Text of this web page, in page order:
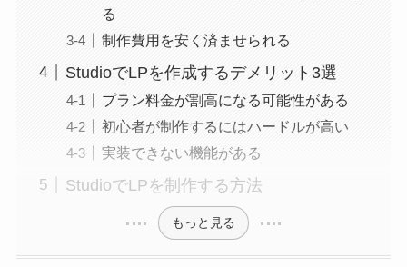
る
制作費用を安く済ませられる
StudioでLPを作成するデメリット3選
プラン料金が割高になる可能性がある
初心者が制作するにはハードルが高い
実装できない機能がある
StudioでLPを制作する方法
もっと見る